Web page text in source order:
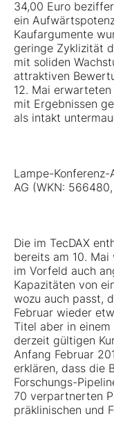
34,00 Euro
ein
Kaufargumente
geringe Zyklizität
mit soliden
attraktiven
12. Mai
mit Ergebnissen
als intakt
Lampe-
AG (WKN:
Die im TecDAX
bereits am 10.
im Vorfeld auch
Kapazitäten von
wozu auch passt,
Februar wieder
Titel aber in
derzeit gültigen
Anfang Februar
erklären, dass die
Forschungs-
70 verpartnerten
präklinischen und